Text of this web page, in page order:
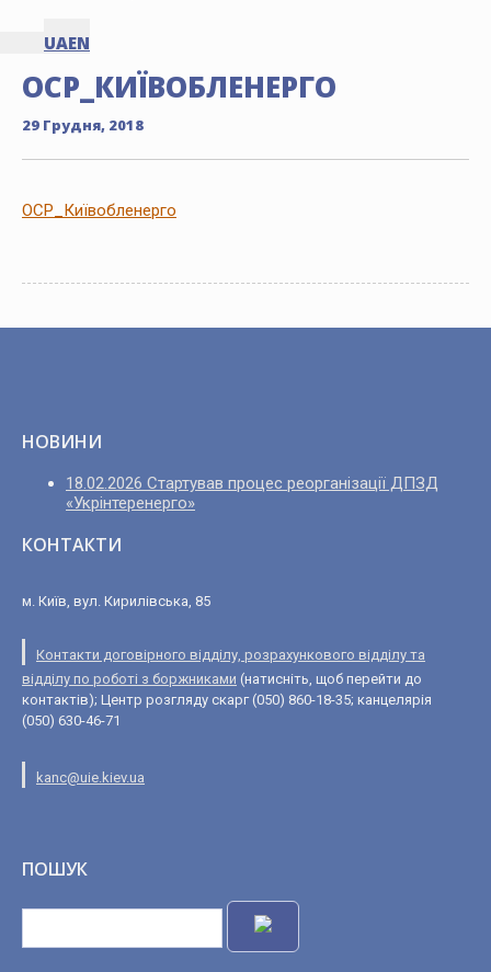
UAEN
ОСР_КИЇВОБЛЕНЕРГО
29 Грудня, 2018
ОСР_Київобленерго
НОВИНИ
18.02.2026 Стартував процес реорганізації ДПЗД
«Укрінтеренерго»
КОНТАКТИ
м. Київ, вул. Кирилівська, 85
Контакти договірного відділу, розрахункового відділу та
відділу по роботі з боржниками (натисніть, щоб перейти до
контактів); Центр розгляду скарг (050) 860-18-35; канцелярія
(050) 630-46-71
kanc@uie.kiev.ua
ПОШУК